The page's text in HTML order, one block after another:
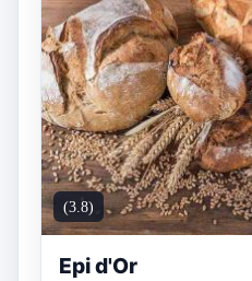
(3.8)
Epi d'Or